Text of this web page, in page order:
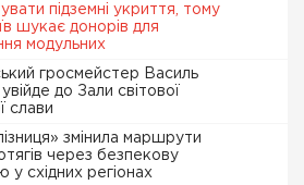
підземні укриття, тому
шукає донорів для
модульних
гросмейстер Василь
увійде до Зали світової
слави
змінила маршрути
через безпекову
у східних регіонах